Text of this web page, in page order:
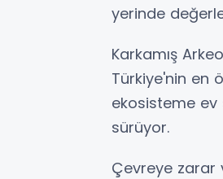
yerinde
Karkamış
Türkiye'nin en
ekosisteme ev
sürüyor.
Çevreye zarar